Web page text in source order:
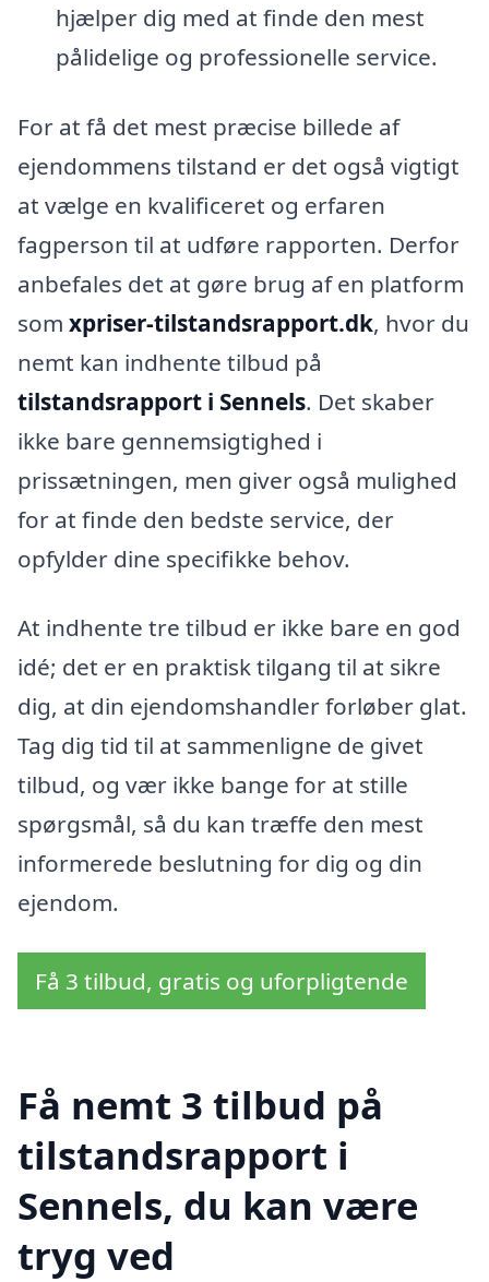
hjælper dig med at finde den mest
pålidelige og professionelle service.
For at få det mest præcise billede af
ejendommens tilstand er det også vigtigt
at vælge en kvalificeret og erfaren
fagperson til at udføre rapporten. Derfor
anbefales det at gøre brug af en platform
som xpriser-tilstandsrapport.dk, hvor du
nemt kan indhente tilbud på
tilstandsrapport i Sennels. Det skaber
ikke bare gennemsigtighed i
prissætningen, men giver også mulighed
for at finde den bedste service, der
opfylder dine specifikke behov.
At indhente tre tilbud er ikke bare en god
idé; det er en praktisk tilgang til at sikre
dig, at din ejendomshandler forløber glat.
Tag dig tid til at sammenligne de givet
tilbud, og vær ikke bange for at stille
spørgsmål, så du kan træffe den mest
informerede beslutning for dig og din
ejendom.
Få 3 tilbud, gratis og uforpligtende
Få nemt 3 tilbud på
tilstandsrapport i
Sennels, du kan være
tryg ved